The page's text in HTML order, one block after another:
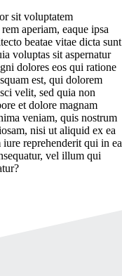
sit voluptatem
aperiam, eaque ipsa
beatae vitae dicta sunt
voluptas sit aspernatur
dolores eos qui ratione
est, qui dolorem
velit, sed quia non
et dolore magnam
veniam, quis nostrum
nisi ut aliquid ex ea
reprehenderit qui in ea
vel illum qui